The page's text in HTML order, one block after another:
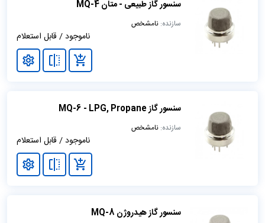
سنسور گاز طبیعی - متان MQ-4
سازنده: نامشخص
ناموجود / قابل استعلام
سنسور گاز MQ-6 - LPG, Propane
سازنده: نامشخص
ناموجود / قابل استعلام
سنسور گاز هیدروژن MQ-8